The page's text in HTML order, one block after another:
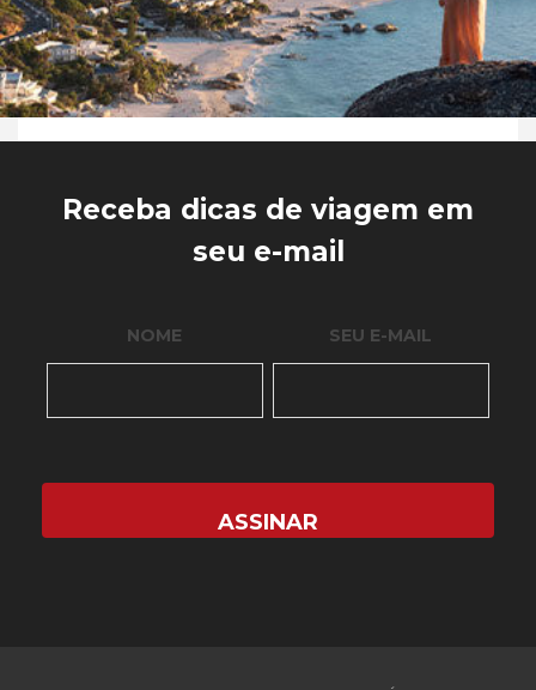
Receba dicas de viagem em
seu e-mail
NOME SEU E-MAIL